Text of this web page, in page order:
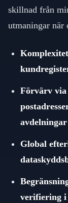
skillnad från
utmaningar när
Förvärv
avdelningar
Global
verifiering i